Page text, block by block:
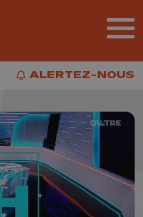
ALERTEZ-NOUS
ALERTEZ-NOUS